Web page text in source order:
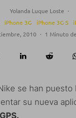
Yolanda Luque Loste ·
iPhone 3G iPhone 3G S
2010 · 1 Minuto
se han puesto
su nueva